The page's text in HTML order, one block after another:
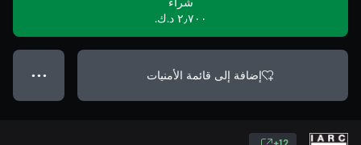
شراء
٢٫٧٠٠ د.ك.‏
إضافة إلى قائمة الأمنيات ● ● ●